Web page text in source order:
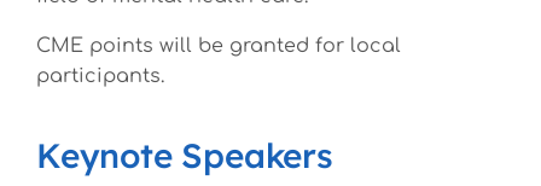
CME points will be granted for local
participants.
Keynote Speakers